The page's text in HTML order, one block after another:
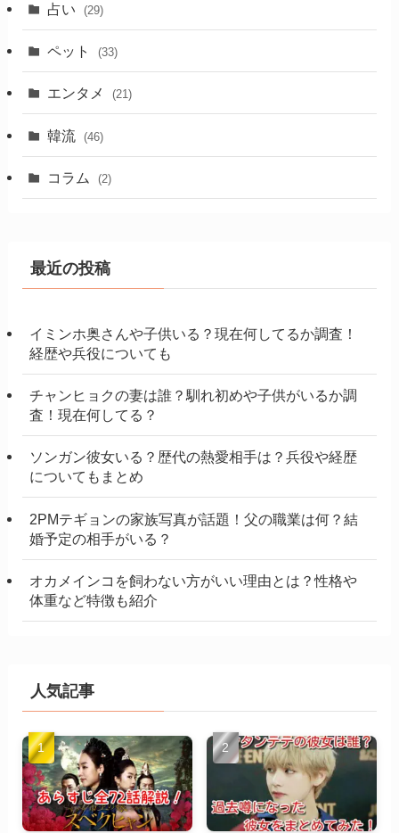
占い (29)
ペット (33)
エンタメ (21)
韓流 (46)
コラム (2)
最近の投稿
イミンホ奥さんや子供いる？現在何してるか調査！
経歴や兵役についても
チャンヒョクの妻は誰？馴れ初めや子供がいるか調
査！現在何してる？
ソンガン彼女いる？歴代の熱愛相手は？兵役や経歴
についてもまとめ
2PMテギョンの家族写真が話題！父の職業は何？結
婚予定の相手がいる？
オカメインコを飼わない方がいい理由とは？性格や
体重など特徴も紹介
人気記事